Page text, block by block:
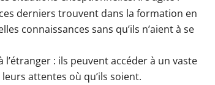
derniers trouvent dans la formation en
connaissances sans qu’ils n’aient à se
: ils peuvent accéder à un vaste
attentes où qu’ils soient.